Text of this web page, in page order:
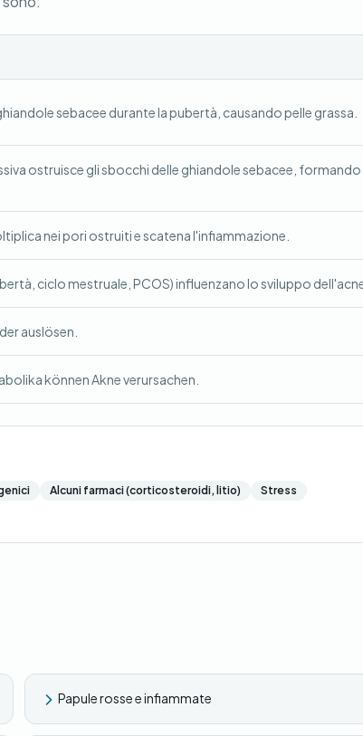
sebacee durante la pubertà, causando pelle grassa.
ostruisce gli sbocchi delle ghiandole sebacee, formando
nei pori ostruiti e scatena l'infiammazione.
ciclo mestruale, PCOS) influenzano lo sviluppo
auslösen.
können Akne verursachen.
Alcuni farmaci (corticosteroidi, litio)
Stress
Papule rosse e infiammate